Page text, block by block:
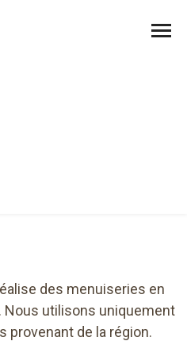
des menuiseries en
Nous utilisons uniquement
provenant de la région.